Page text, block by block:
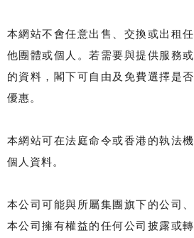
本網站不會任意出售、交換或出租
他團體或個人。若需要與提供服務
的資料，閣下可自由及免費選擇是
優惠。
本網站可在法庭命令或香港的執法
個人資料。
本公司可能與所屬集團旗下的公司
本公司擁有權益的任何公司披露或